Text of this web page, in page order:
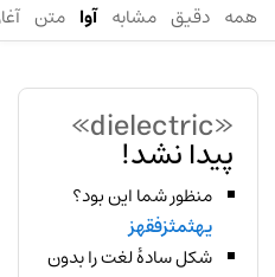
همه دقیق مشابه آوا متن
«dielectric»
پیدا نشد!
منظور شما این بود؟
یهثمثزفقهز
شکل سادهٔ لغت را بدون